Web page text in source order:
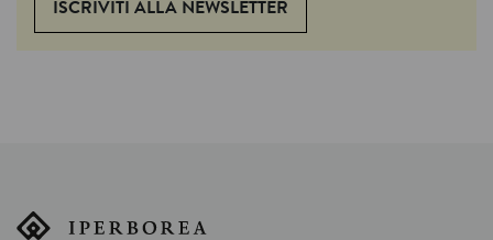
ISCRIVITI ALLA NEWSLETTER